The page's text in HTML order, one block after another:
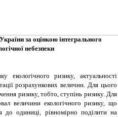
за оцінкою інтегрального
небезпеки
екологічного ризику, актуальності
розрахункових величин. Для цього
ризику, тобто, ступінь ризику. Для
величини екологічного ризику, що
до одиниці, рівномірно поділити на